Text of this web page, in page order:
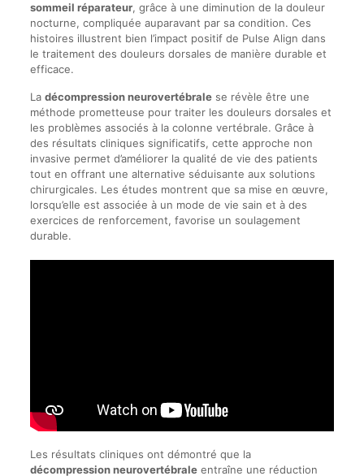
sommeil réparateur, grâce à une diminution de la douleur
nocturne, compliquée auparavant par sa condition. Ces
histoires illustrent bien l’impact positif de Pulse Align dans
le traitement des douleurs dorsales de manière durable et
efficace.
La décompression neurovertébralese révèle être une
méthode prometteuse pour traiter les douleurs dorsales et
les problèmes associés à la colonne vertébrale. Grâce à
des résultats cliniques significatifs, cette approche non
invasive permet d’améliorer la qualité de vie des patients
tout en offrant une alternative séduisante aux solutions
chirurgicales. Les études montrent que sa mise en œuvre,
lorsqu’elle est associée à un mode de vie sain et à des
exercices de renforcement, favorise un soulagement
durable.
Les résultats cliniques ont démontré que la
décompression neurovertébraleentraîne une réduction